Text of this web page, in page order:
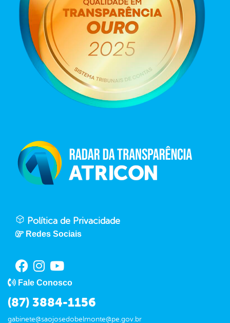
Política de Privacidade
Redes Sociais
Fale Conosco
(87) 3884-1156
gabinete@saojosedobelmonte@pe.gov.br